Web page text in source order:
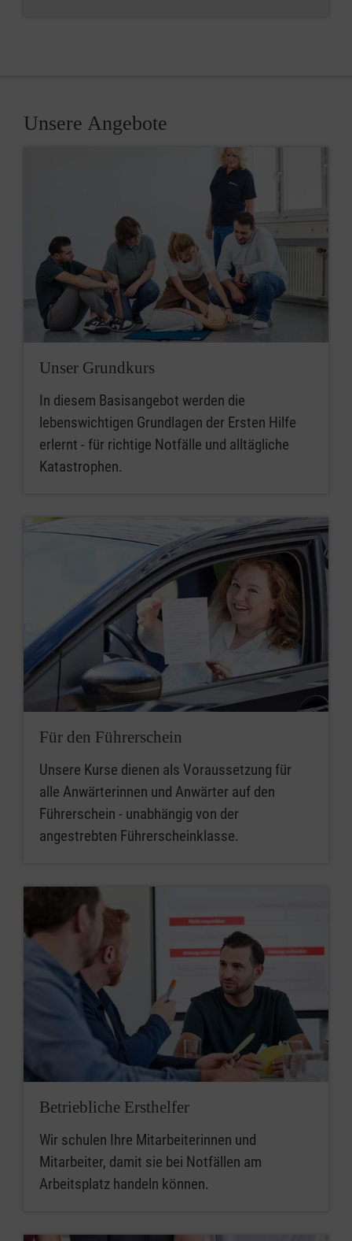
Unsere Angebote
Unser Grundkurs
In diesem Basisangebot werden die
lebenswichtigen Grundlagen der Ersten Hilfe
erlernt - für richtige Notfälle und alltägliche
Katastrophen.
Für den Führerschein
Unsere Kurse dienen als Voraussetzung für
alle Anwärterinnen und Anwärter auf den
Führerschein - unabhängig von der
angestrebten Führerscheinklasse.
Betriebliche Ersthelfer
Wir schulen Ihre Mitarbeiterinnen und
Mitarbeiter, damit sie bei Notfällen am
Arbeitsplatz handeln können.